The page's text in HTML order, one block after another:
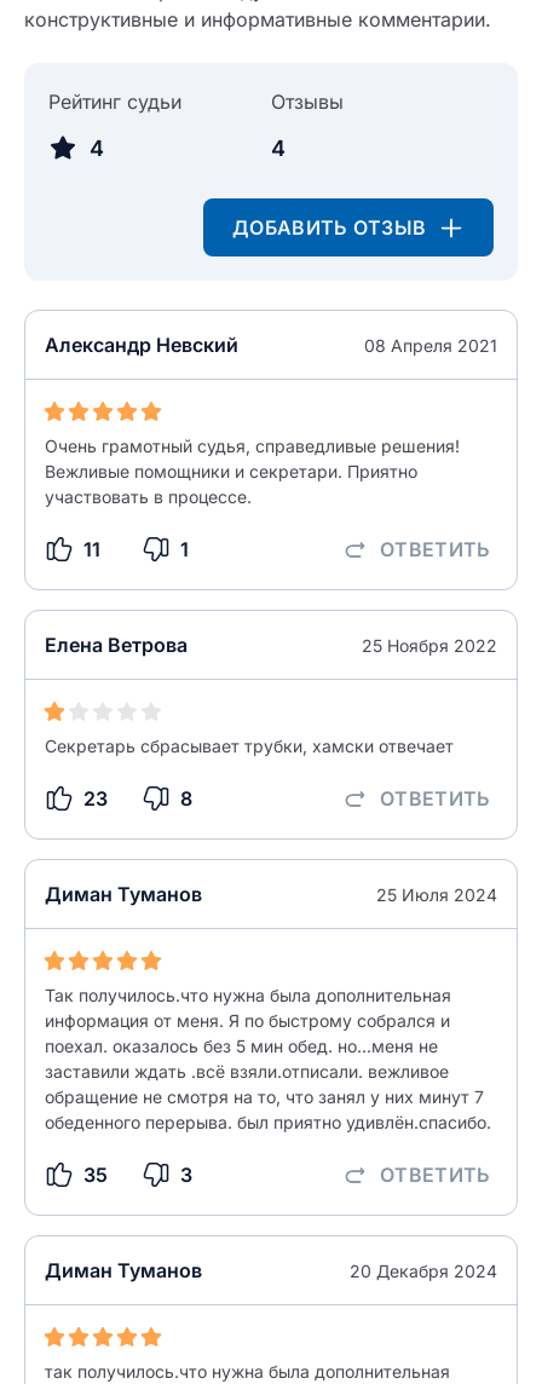
конструктивные и информативные комментарии.
Рейтинг судьи
4
Отзывы
4
ДОБАВИТЬ ОТЗЫВ
Александр Невский 08 Апреля 2021
Очень грамотный судья, справедливые решения!
Вежливые помощники и секретари. Приятно
участвовать в процессе.
11 1 ОТВЕТИТЬ
Елена Ветрова 25 Ноября 2022
Секретарь сбрасывает трубки, хамски отвечает
23 8 ОТВЕТИТЬ
Диман Туманов 25 Июля 2024
Так получилось.что нужна была дополнительная
информация от меня. Я по быстрому собрался и
поехал. оказалось без 5 мин обед. но...меня не
заставили ждать .всё взяли.отписали. вежливое
обращение не смотря на то, что занял у них минут 7
обеденного перерыва. был приятно удивлён.спасибо.
35 3 ОТВЕТИТЬ
Диман Туманов 20 Декабря 2024
так получилось.что нужна была дополнительная
Введите свой e-mail
0/500
Как вы оцените судебный участок?
разрешить публикацию отзыва
ОСТАВИТЬ ОТЗЫВ
Введите свое имя
0/500
разрешить публикацию отзыва
НАЙТИ МЕНЯ
ЗАКРЫТЬ СОХРАНИТЬ